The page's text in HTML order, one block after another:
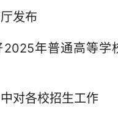
发布
2025年普通高等学
对各校招生工作